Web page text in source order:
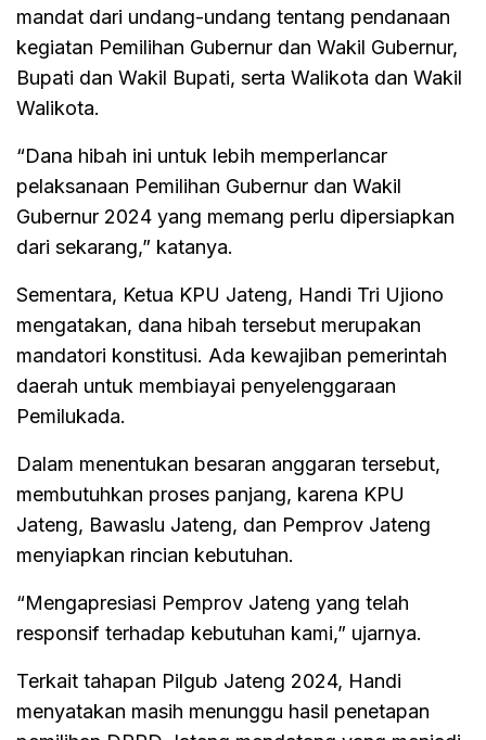
mandat dari undang-undang tentang pendanaan
kegiatan Pemilihan Gubernur dan Wakil Gubernur,
Bupati dan Wakil Bupati, serta Walikota dan Wakil
Walikota.
“Dana hibah ini untuk lebih memperlancar
pelaksanaan Pemilihan Gubernur dan Wakil
Gubernur 2024 yang memang perlu dipersiapkan
dari sekarang,” katanya.
Sementara, Ketua KPU Jateng, Handi Tri Ujiono
mengatakan, dana hibah tersebut merupakan
mandatori konstitusi. Ada kewajiban pemerintah
daerah untuk membiayai penyelenggaraan
Pemilukada.
Dalam menentukan besaran anggaran tersebut,
membutuhkan proses panjang, karena KPU
Jateng, Bawaslu Jateng, dan Pemprov Jateng
menyiapkan rincian kebutuhan.
“Mengapresiasi Pemprov Jateng yang telah
responsif terhadap kebutuhan kami,” ujarnya.
Terkait tahapan Pilgub Jateng 2024, Handi
menyatakan masih menunggu hasil penetapan